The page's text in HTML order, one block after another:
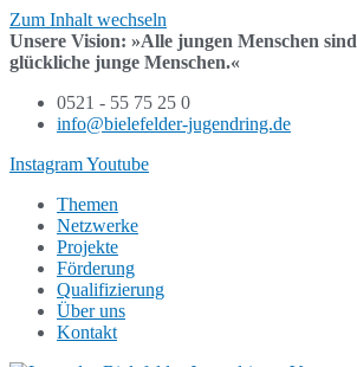
Zum Inhalt wechseln
Unsere Vision: »Alle jungen Menschen sind
glückliche junge Menschen.«
0521 - 55 75 25 0
info@bielefelder-jugendring.de
InstagramYoutube
Themen
Netzwerke
Projekte
Förderung
Qualifizierung
Über uns
Kontakt